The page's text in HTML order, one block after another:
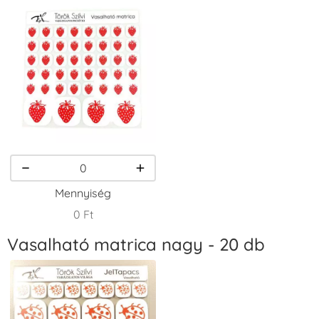
Fekete
+1.380 Ft
Fenyőzöld
+1.380 Ft
Tintapárna -
Homokbarna
+1.380 Ft
Tintapárna -
Kiwizöld
+1.380 Ft
VersaCraft
Tintapárna -
Orgonalila
VersaCraft
Tintapárna -
Pipacspiros
Mennyiség
0 Ft
Vasalható matrica nagy - 20 db